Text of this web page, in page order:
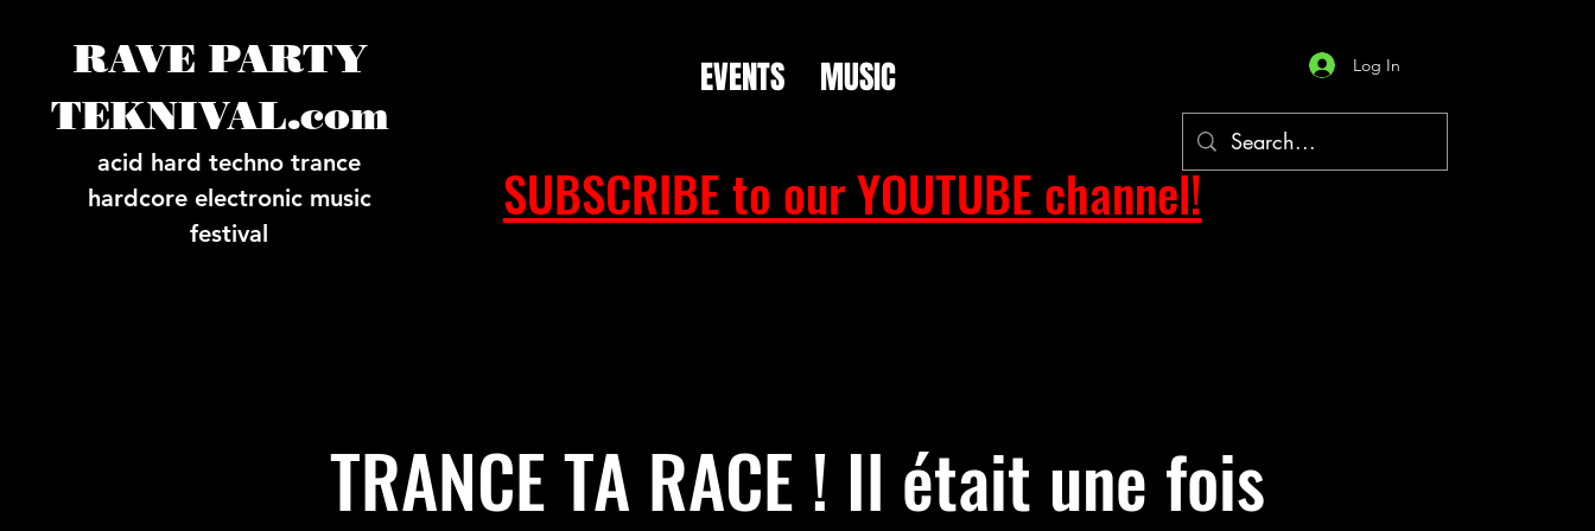
RAVE PARTY
TEKNIVAL.com
acid hard techno trance
hardcore electronic music
festival
SUBSCRIBE to our YOUTUBE channel!
Log In
EVENTS MUSIC
TRANCE TA RACE ! Il était une fois